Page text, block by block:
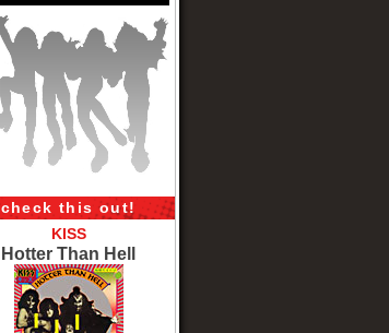
check this out!
KISS
Hotter Than Hell